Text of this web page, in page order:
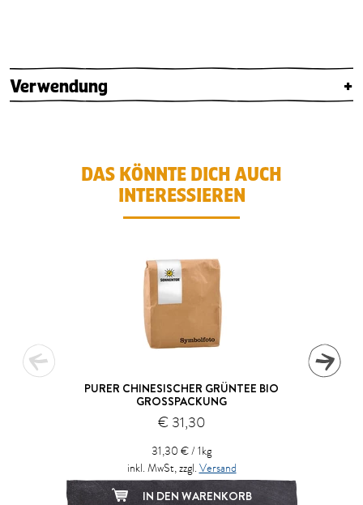
Verwendung +
DAS KÖNNTE DICH AUCH
INTERESSIEREN
PURER CHINESISCHER GRÜNTEE BIO
GROSSPACKUNG
€ 31,30
31,30 € / 1kg
inkl. MwSt, zzgl. Versand
IN DEN WARENKORB